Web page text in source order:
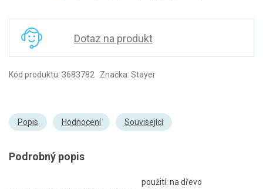
Dotaz na produkt
Kód produktu: 3683782 Značka: Stayer
Popis Hodnocení Související
Podrobný popis
použití: na dřevo